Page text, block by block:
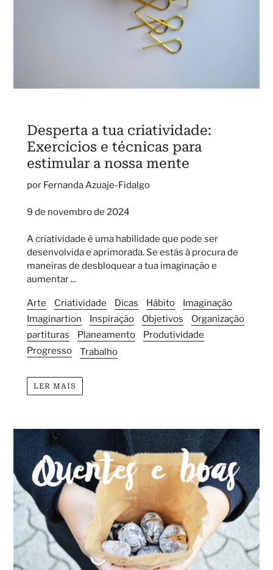
Desperta a tua criatividade:
Exercícios e técnicas para
estimular a nossa mente
por Fernanda Azuaje-Fidalgo
9 de novembro de 2024
A criatividade é uma habilidade que pode ser
desenvolvida e aprimorada. Se estás à procura de
maneiras de desbloquear a tua imaginação e
aumentar ...
Arte Criatividade Dicas Hábito
Imaginação
Imaginartion
Inspiração Objetivos
Organização
partituras
Planeamento
Produtividade
Progresso
Trabalho
LER MAIS